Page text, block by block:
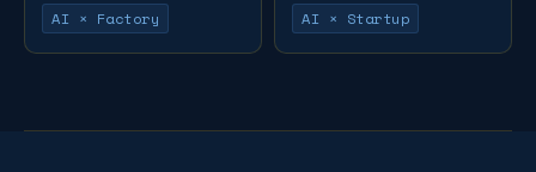
AI × Factory AI × Startup